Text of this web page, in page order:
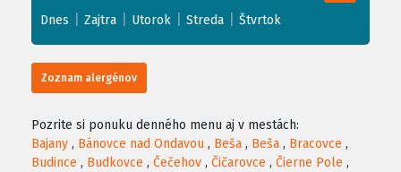
Dnes Zajtra Utorok Streda Štvrtok
Zoznam alergénov
Pozrite si ponuku denného menu aj v mestách:
Bajany , Bánovce nad Ondavou , Beša , Beša , Bracovce ,
Budince , Budkovce , Čečehov , Čičarovce , Čierne Pole ,